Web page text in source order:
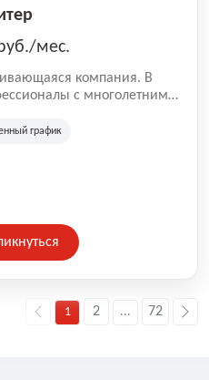
мес.
компания. В
с многолетним
опыт позволяют
график
1 2 ... 72